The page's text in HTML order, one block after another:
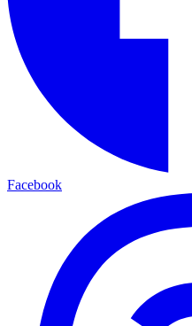
Facebook